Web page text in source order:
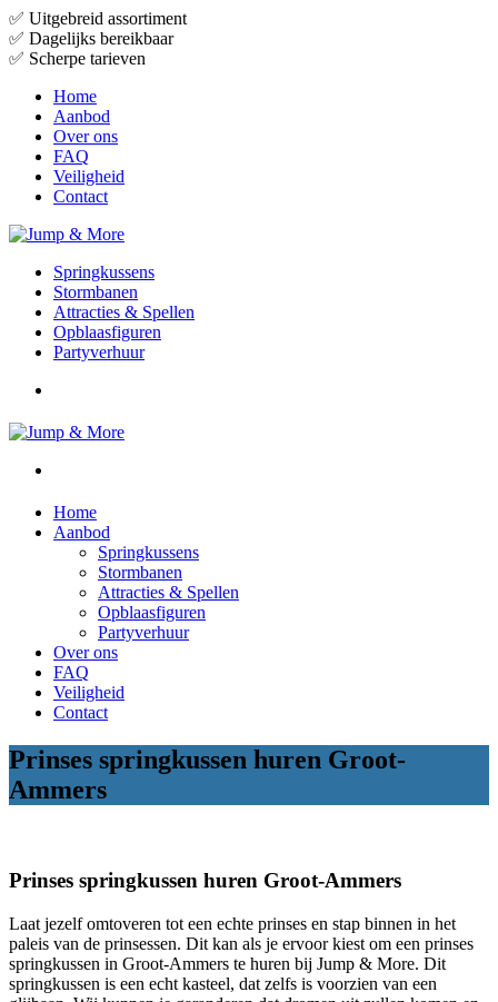
✅ Uitgebreid assortiment
✅ Dagelijks bereikbaar
✅ Scherpe tarieven
Home
Aanbod
Over ons
FAQ
Veiligheid
Contact
Springkussens
Stormbanen
Attracties & Spellen
Opblaasfiguren
Partyverhuur
Home
Aanbod
Springkussens
Stormbanen
Attracties & Spellen
Opblaasfiguren
Partyverhuur
Over ons
FAQ
Veiligheid
Contact
Prinses springkussen huren Groot-
Ammers
Prinses springkussen huren Groot-Ammers
Laat jezelf omtoveren tot een echte prinses en stap binnen in het
paleis van de prinsessen. Dit kan als je ervoor kiest om een prinses
springkussen in Groot-Ammers te huren bij Jump & More. Dit
springkussen is een echt kasteel, dat zelfs is voorzien van een